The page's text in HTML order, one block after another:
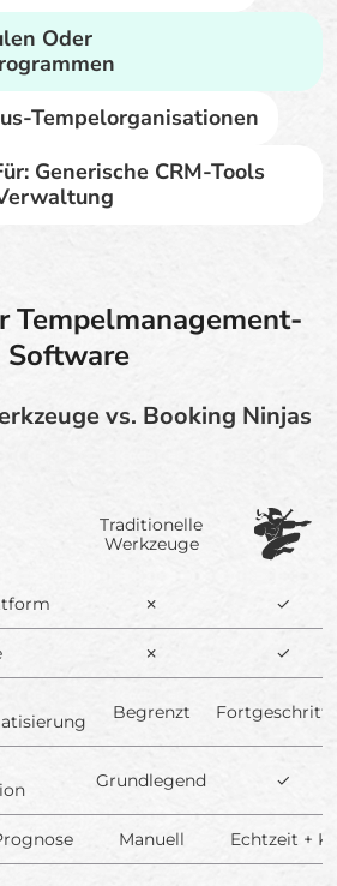
Oder
Tempelorganisationen
Generische CRM-Tools
Tempelmanagement-
Software
vs. Booking Ninjas
Traditionelle
Werkzeuge
✗ ✓
✗ ✓
Begrenzt
Grundlegend ✓
Manuell Echtzeit + KI